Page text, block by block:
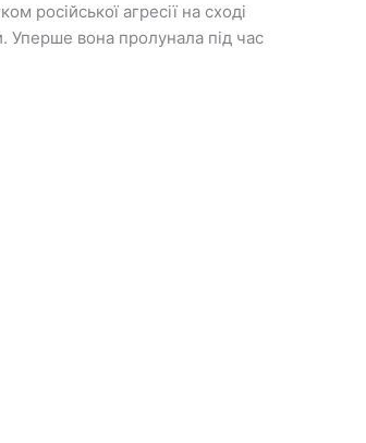
російської агресії на сході
Уперше вона пролунала під час